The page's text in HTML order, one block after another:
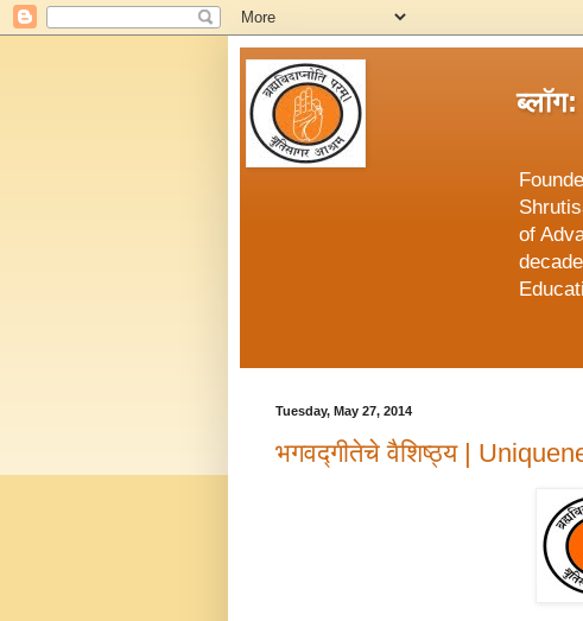
of
Tuesday, May 27, 2014
भगवद्गीतेचे वैशिष्ठ्य |